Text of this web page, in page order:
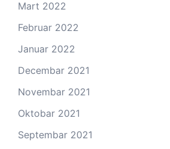
Mart 2022
Februar 2022
Januar 2022
Decembar 2021
Novembar 2021
Oktobar 2021
Septembar 2021